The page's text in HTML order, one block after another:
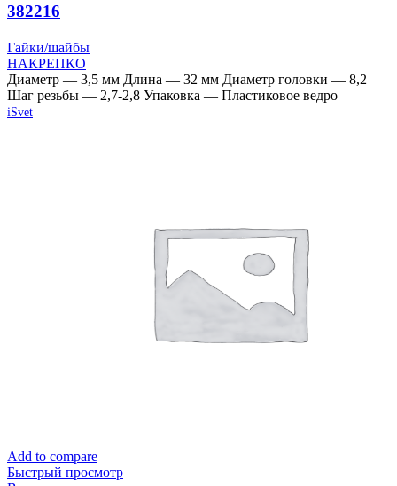
382216
Гайки/шайбы
НАКРЕПКО
Диаметр — 3,5 мм Длина — 32 мм Диаметр головки — 8,2
Шаг резьбы — 2,7-2,8 Упаковка — Пластиковое ведро
iSvet
Add to compare
Быстрый просмотр